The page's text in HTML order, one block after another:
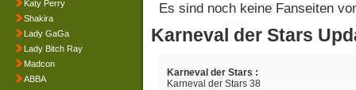
Katy Perry
Shakira
Lady GaGa
Lady Bitch Ray
Madcon
ABBA
Es sind noch keine Fanseiten
Karneval der Stars
Karneval der Stars :
Karneval der Stars 38